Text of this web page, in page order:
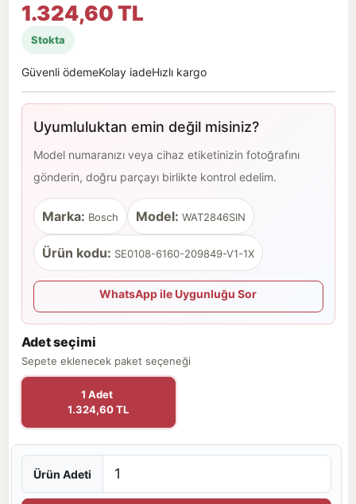
1.324,60 TL
Stokta
Güvenli ödemeKolay iadeHızlı kargo
Uyumluluktan emin değil misiniz?
Model numaranızı veya cihaz etiketinizin fotoğrafını
gönderin, doğru parçayı birlikte kontrol edelim.
Marka: Bosch Model: WAT2846SIN
Ürün kodu: SE0108-6160-209849-V1-1X
WhatsApp ile Uygunluğu Sor
Adet seçimi
Sepete eklenecek paket seçeneği
1 Adet
1.324,60 TL
Ürün Adeti